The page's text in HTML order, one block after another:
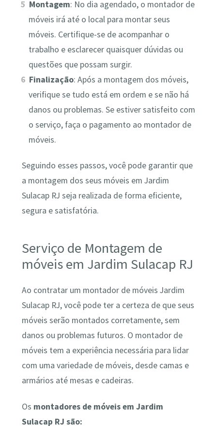
Montagem: No dia agendado, o montador de
móveis irá até o local para montar seus
móveis. Certifique-se de acompanhar o
trabalho e esclarecer quaisquer dúvidas ou
questões que possam surgir.
Finalização: Após a montagem dos móveis,
verifique se tudo está em ordem e se não há
danos ou problemas. Se estiver satisfeito com
o serviço, faça o pagamento ao montador de
móveis.
Seguindo esses passos, você pode garantir que
a montagem dos seus móveis em Jardim
Sulacap RJ seja realizada de forma eficiente,
segura e satisfatória.
Serviço de Montagem de
móveis em Jardim Sulacap RJ
Ao contratar um montador de móveis Jardim
Sulacap RJ, você pode ter a certeza de que seus
móveis serão montados corretamente, sem
danos ou problemas futuros. O montador de
móveis tem a experiência necessária para lidar
com uma variedade de móveis, desde camas e
armários até mesas e cadeiras.
Os montadores de móveis em Jardim
Sulacap RJ são: